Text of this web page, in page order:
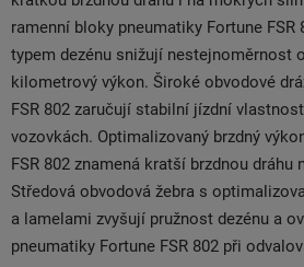
ramenní bloky pneumatiky Fortune
typem dezénu snižují nestejnoměrnost
kilometrový výkon. Široké obvodové
FSR 802 zaručují stabilní jízdní
vozovkách. Optimalizovaný brzdný
FSR 802 znamená kratší brzdnou
Středová obvodová žebra s
a lamelami zvyšují pružnost dezénu a
pneumatiky Fortune FSR 802 při